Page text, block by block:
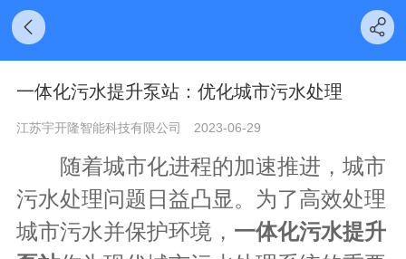
一体化污水提升泵站：优化城市污水处理
江苏宇开隆智能科技有限公司 2023-06-29
随着城市化进程的加速推进，城市
污水处理问题日益凸显。为了高效处理
城市污水并保护环境， 一体化污水提升